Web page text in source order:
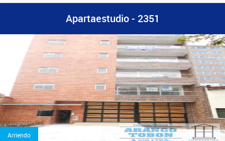
Apartaestudio - 2351
Arriendo